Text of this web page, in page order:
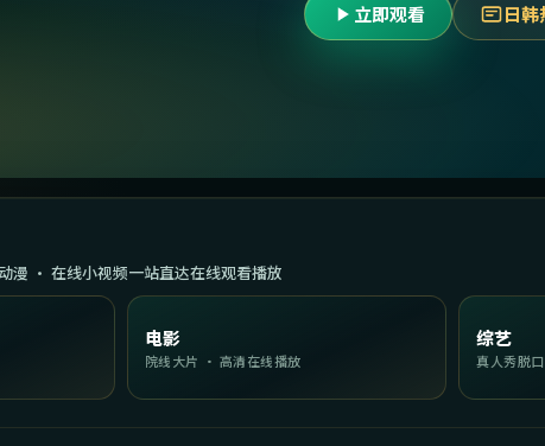
立即观看 日韩
漫 · 在线小视频一站直达在线观看播放
电影
院线大片 · 高清在线播放
综艺
真人秀脱